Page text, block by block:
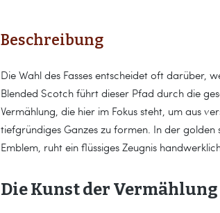
Beschreibung
Die Wahl des Fasses entscheidet oft darüber,
Blended Scotch führt dieser Pfad durch die
Vermählung, die hier im Fokus steht, um aus
tiefgründiges Ganzes zu formen. In der
Emblem, ruht ein flüssiges Zeugnis
Die Kunst der